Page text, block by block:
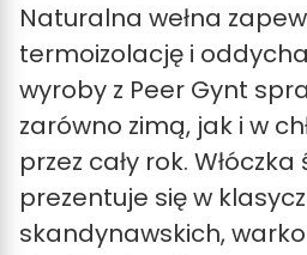
Naturalna wełna
termoizolację i
wyroby z Peer Gynt
zarówno zimą, jak i w
przez cały rok.
prezentuje się w
skandynawskich,